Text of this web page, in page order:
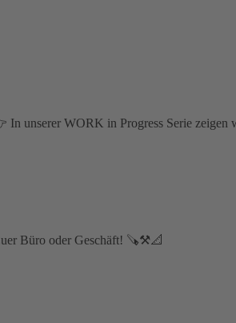
unserer WORK in Progress Serie
Büro oder Geschäft! 🪚⚒📐⁣